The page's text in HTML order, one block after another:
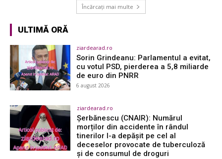
Încărcați mai multe
ULTIMĂ ORĂ
ziardearad.ro
Sorin Grindeanu: Parlamentul a evitat,
cu votul PSD, pierderea a 5,8 miliarde
de euro din PNRR
6 august 2026
ziardearad.ro
Șerbănescu (CNAIR): Numărul
morților din accidente în rândul
tinerilor l-a depășit pe cel al
deceselor provocate de tuberculoză
și de consumul de droguri